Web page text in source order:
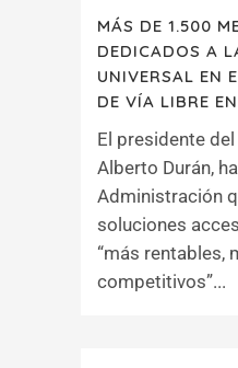
MÁS DE 1.500
DEDICADOS A
UNIVERSAL EN
DE VÍA LIBRE
El presidente
Alberto Durán,
Administración
soluciones
“más rentables,
competitivos”...